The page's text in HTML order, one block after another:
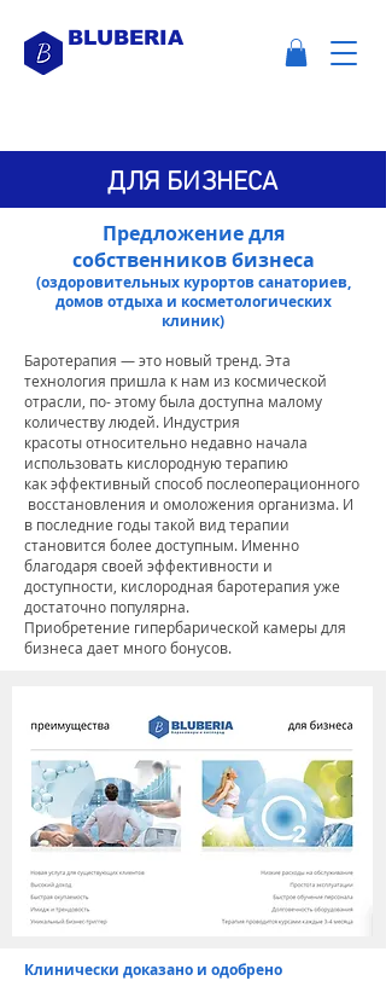
BLUBERIA
ДЛЯ БИЗНЕСА
Предложение для
собственников бизнеса
(оздоровительных курортов санаториев,
домов отдыха и косметологических
клиник)
Баротерапия — это новый тренд. Эта
технология пришла к нам из космической
отрасли, по- этому была доступна малому
количеству людей. Индустрия
красотыотносительно недавно начала
использовать кислородную терапию
какэффективный способ послеоперационного
восстановления и омоложения организма. И
в последние годы такой вид терапии
становится более доступным. Именно
благодаря своей эффективности и
доступности, кислородная баротерапия уже
достаточно популярна.
Приобретение гипербарической камеры для
бизнеса дает много бонусов.
Клинически доказано и одобрено